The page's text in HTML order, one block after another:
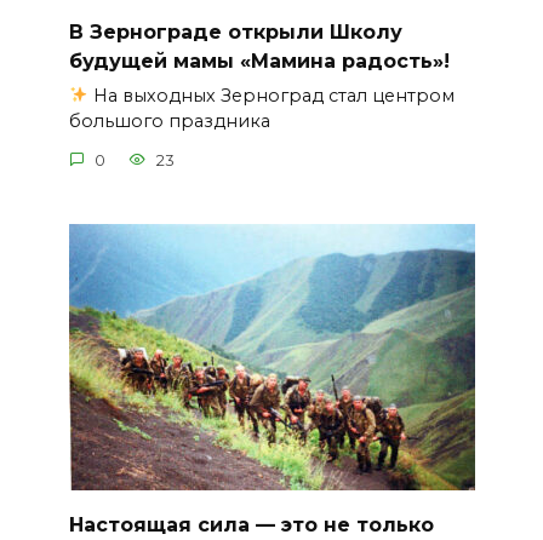
В Зернограде открыли Школу
будущей мамы «Мамина радость»!
На выходных Зерноград стал центром
большого праздника
0 23
Настоящая сила — это не только